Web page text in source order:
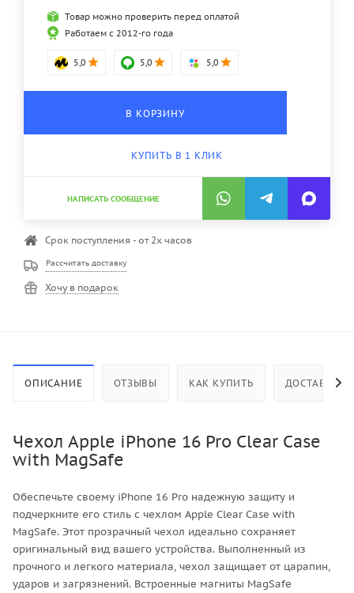
Товар можно проверить перед оплатой
Работаем с 2012-го года
5,0 5,0 5,0
В КОРЗИНУ
КУПИТЬ В 1 КЛИК
НАПИСАТЬ СООБЩЕНИЕ
Срок поступления - от 2х часов
Рассчитать доставку
Хочу в подарок
ОПИСАНИЕ ОТЗЫВЫ КАК КУПИТЬ ДОСТАВКА
Чехол Apple iPhone 16 Pro Clear Case
with MagSafe
Обеспечьте своему iPhone 16 Pro надежную защиту и
подчеркните его стиль с чехлом Apple Clear Case with
MagSafe. Этот прозрачный чехол идеально сохраняет
оригинальный вид вашего устройства. Выполненный из
прочного и легкого материала, чехол защищает от царапин,
ударов и загрязнений. Встроенные магниты MagSafe